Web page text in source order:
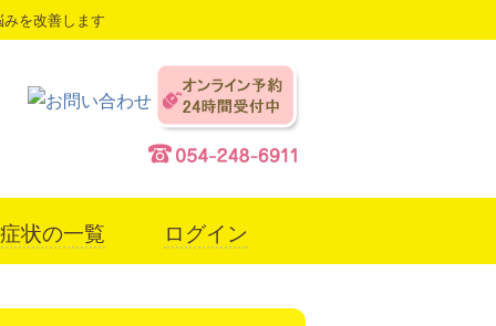
を改善します
状の一覧 ログイン